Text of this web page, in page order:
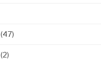
(47)
(2)